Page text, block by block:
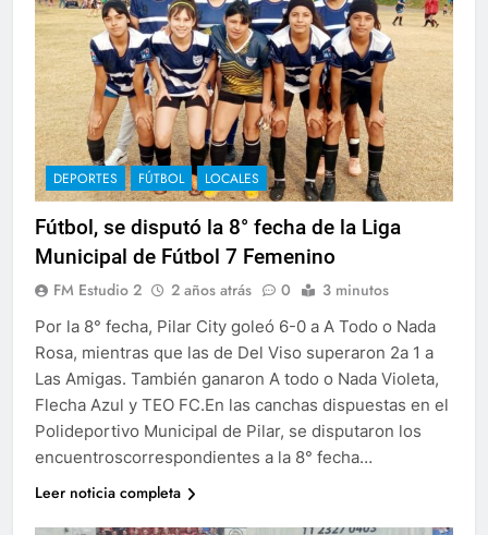
DEPORTES FÚTBOL LOCALES
Fútbol, se disputó la 8° fecha de la Liga
Municipal de Fútbol 7 Femenino
FM Estudio 2 2 años atrás 0 3 minutos
Por la 8° fecha, Pilar City goleó 6-0 a A Todo o Nada
Rosa, mientras que las de Del Viso superaron 2a 1 a
Las Amigas. También ganaron A todo o Nada Violeta,
Flecha Azul y TEO FC.En las canchas dispuestas en el
Polideportivo Municipal de Pilar, se disputaron los
encuentroscorrespondientes a la 8° fecha…
Leer noticia completa